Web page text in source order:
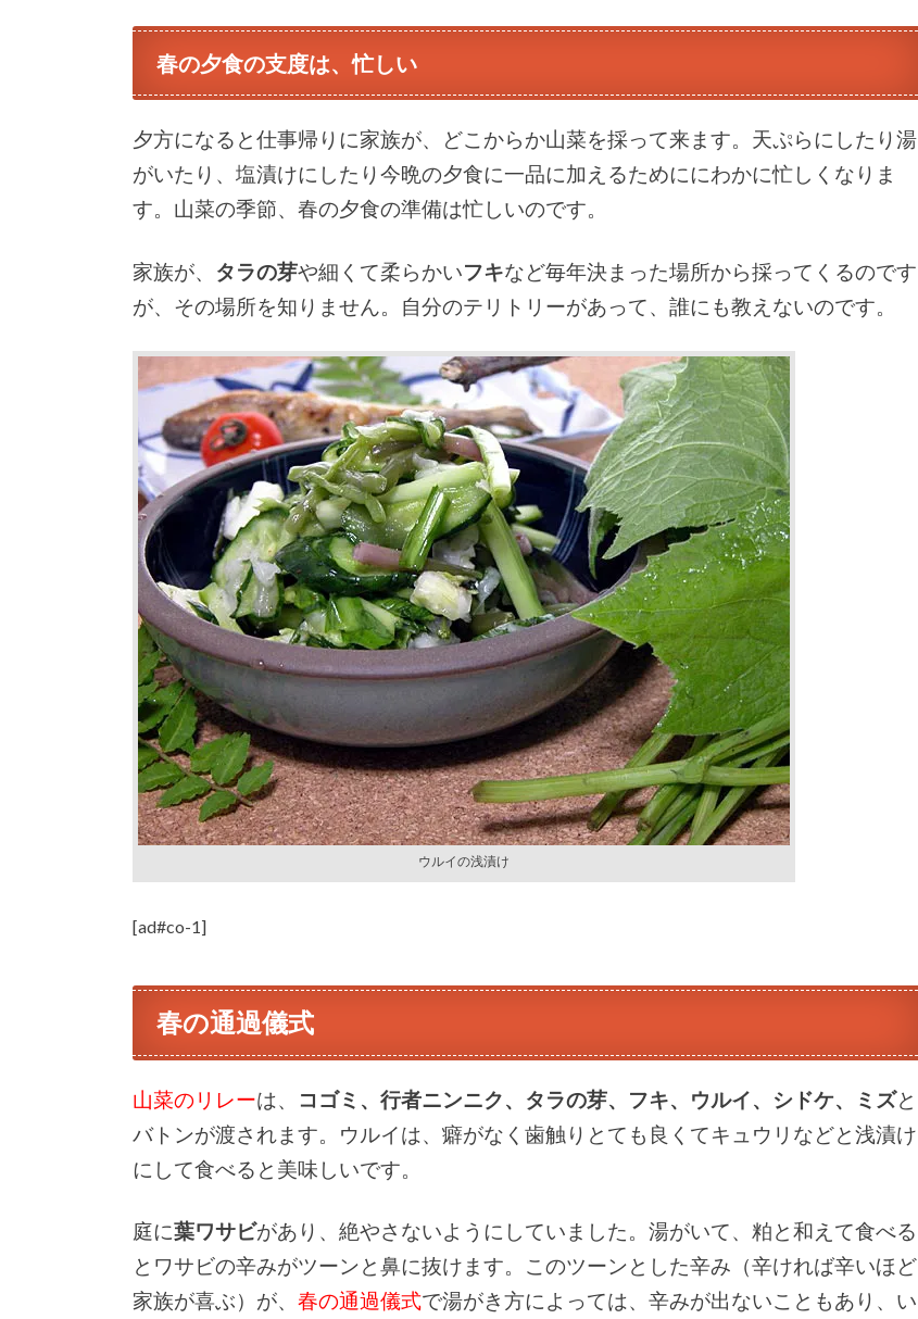
春の夕食の支度は、忙しい
夕方になると仕事帰りに家族が、どこからか山菜を採って来ます。天ぷらにしたり湯
がいたり、塩漬けにしたり今晩の夕食に一品に加えるためににわかに忙しくなりま
す。山菜の季節、春の夕食の準備は忙しいのです。
家族が、 タラの芽や細くて柔らかいフキなど毎年決まった場所から採ってくるのです
が、その場所を知りません。自分のテリトリーがあって、誰にも教えないのです。
ウルイの浅漬け
[ad#co-1]
春の通過儀式
山菜のリレーは、 コゴミ、行者ニンニク、タラの芽、フキ、ウルイ、シドケ、ミズと
バトンが渡されます。ウルイは、癖がなく歯触りとても良くてキュウリなどと浅漬け
にして食べると美味しいです。
庭に葉ワサビがあり、絶やさないようにしていました。湯がいて、粕と和えて食べる
とワサビの辛みがツーンと鼻に抜けます。このツーンとした辛み（辛ければ辛いほど
家族が喜ぶ）が、 春の通過儀式で湯がき方によっては、辛みが出ないこともあり、い